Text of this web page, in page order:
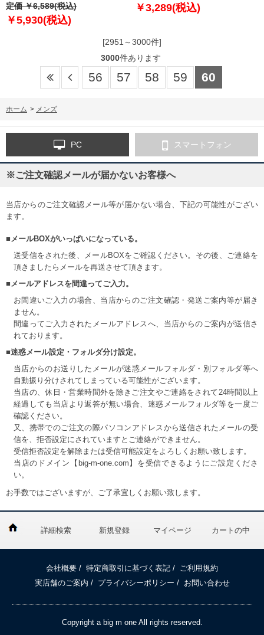
定価 ￥6,589(税込)
￥5,930(税込)
210421
￥3,289(税込)
[2951～3000件]
3000件あります
56 57 58 59 60
ホーム > メンズ
PC スマートフォン
※ご注文確認メールが届かないお客様へ
当店からのご注文確認メール等が届かない場合、下記の可能性がござい
ます。
■メールBOXがいっぱいになっている。
送受信をされた後、メールBOXをご確認ください。その後、ご連絡を
頂きましたらメールを再送させて頂きます。
■メールアドレスを間違ってご入力。
お間違いご入力の場合、当店からのご注文確認・発送ご案内等が届き
ません。
間違ってご入力されたメールアドレスへ、当店からのご案内が送信さ
れております。
■迷惑メール設定・フォルダ分け設定。
当店からのお送りしたメールが迷惑メールフォルダ・別フォルダ等へ
自動振り分けされてしまっている可能性がございます。
当店の、休日・営業時間外を除きご注文やご連絡をされて24時間以上
経過しても当店より返答が無い場合、迷惑メールフォルダ等を一度ご
確認ください。
又、携帯でのご注文の際パソコンアドレスから送信されたメールの受
信を、拒否設定にされていますとご連絡ができません。
受信拒否設定を解除または受信可能設定をよろしくお願い致します。
当店のドメイン【big-m-one.com】を受信できるようにご設定くださ
い。
お手数ではございますが、ご了承宜しくお願い致します。
詳細検索 新規登録 マイページ カートの中
会社概要 / 特定商取引に基づく表記 /
ご利用規約
実店舗のご案内 / プライバシーポリシー / お問い合わせ
Copyright a big m one All rights reserved.